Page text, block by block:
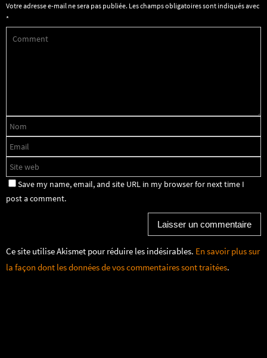
Votre adresse e-mail ne sera pas publiée. Les champs obligatoires sont indiqués avec
*
Save my name, email, and site URL in my browser for next time I
post a comment.
Ce site utilise Akismet pour réduire les indésirables. En savoir plus sur
la façon dont les données de vos commentaires sont traitées.